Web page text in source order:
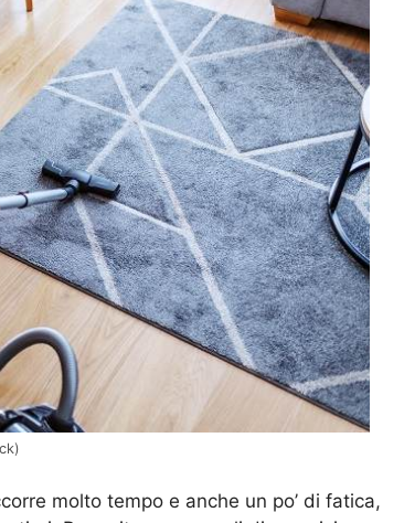
molto tempo e anche un po’ di fatica,